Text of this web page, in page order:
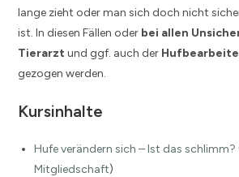
lange zieht oder man sich doch nicht
ist. In diesen Fällen oder bei allen
Tierarztund ggf. auch der
gezogen werden.
Kursinhalte
Hufe verändern sich – Ist das schlimm?
Mitgliedschaft)